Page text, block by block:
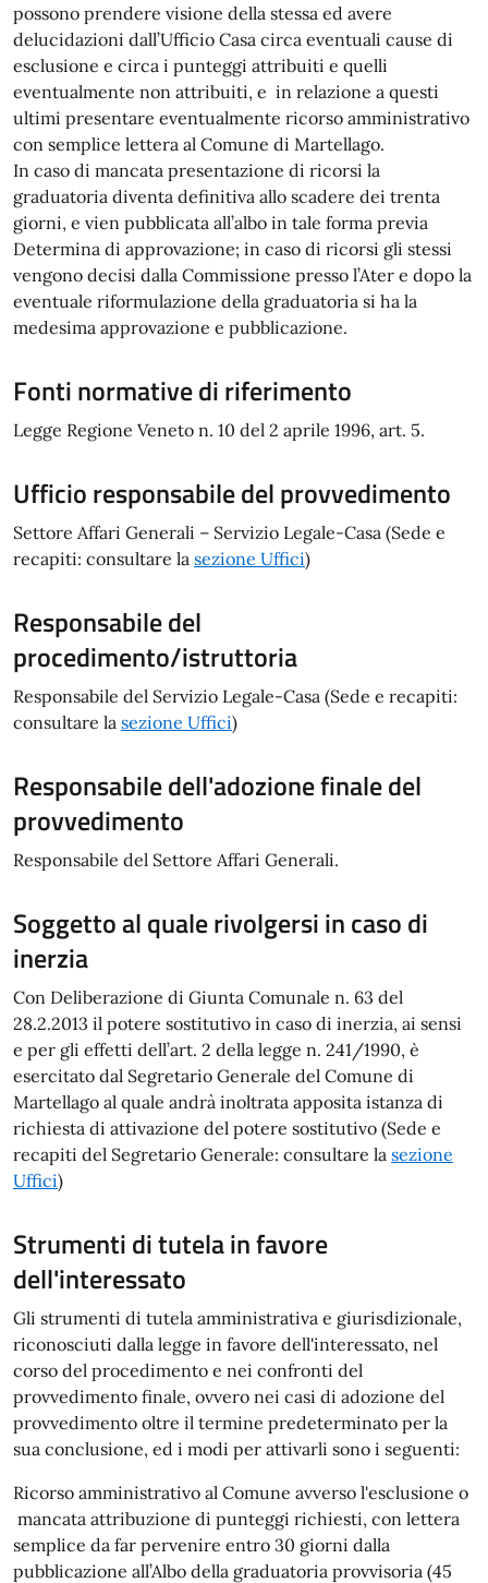
possono prendere visione della stessa ed avere
delucidazioni dall’Ufficio Casa circa eventuali cause di
esclusione e circa i punteggi attribuiti e quelli
eventualmente non attribuiti, e in relazione a questi
ultimi presentare eventualmente ricorso amministrativo
con semplice lettera al Comune di Martellago.
In caso di mancata presentazione di ricorsi la
graduatoria diventa definitiva allo scadere dei trenta
giorni, e vien pubblicata all’albo in tale forma previa
Determina di approvazione; in caso di ricorsi gli stessi
vengono decisi dalla Commissione presso l’Ater e dopo la
eventuale riformulazione della graduatoria si ha la
medesima approvazione e pubblicazione.
Fonti normative di riferimento
Legge Regione Veneto n. 10 del 2 aprile 1996, art. 5.
Ufficio responsabile del provvedimento
Settore Affari Generali – Servizio Legale-Casa (Sede e
recapiti: consultare la sezione Uffici)
Responsabile del
procedimento/istruttoria
Responsabile del Servizio Legale-Casa (Sede e recapiti:
consultare la sezione Uffici)
Responsabile dell'adozione finale del
provvedimento
Responsabile del Settore Affari Generali.
Soggetto al quale rivolgersi in caso di
inerzia
Con Deliberazione di Giunta Comunale n. 63 del
28.2.2013 il potere sostitutivo in caso di inerzia, ai sensi
e per gli effetti dell’art. 2 della legge n. 241/1990, è
esercitato dal Segretario Generale del Comune di
Martellago al quale andrà inoltrata apposita istanza di
richiesta di attivazione del potere sostitutivo (Sede e
recapiti del Segretario Generale: consultare la sezione
Uffici)
Strumenti di tutela in favore
dell'interessato
Gli strumenti di tutela amministrativa e giurisdizionale,
riconosciuti dalla legge in favore dell'interessato, nel
corso del procedimento e nei confronti del
provvedimento finale, ovvero nei casi di adozione del
provvedimento oltre il termine predeterminato per la
sua conclusione, ed i modi per attivarli sono i seguenti:
Ricorso amministrativo al Comune avverso l'esclusione o
mancata attribuzione di punteggi richiesti, con lettera
semplice da far pervenire entro 30 giorni dalla
pubblicazione all’Albo della graduatoria provvisoria (45